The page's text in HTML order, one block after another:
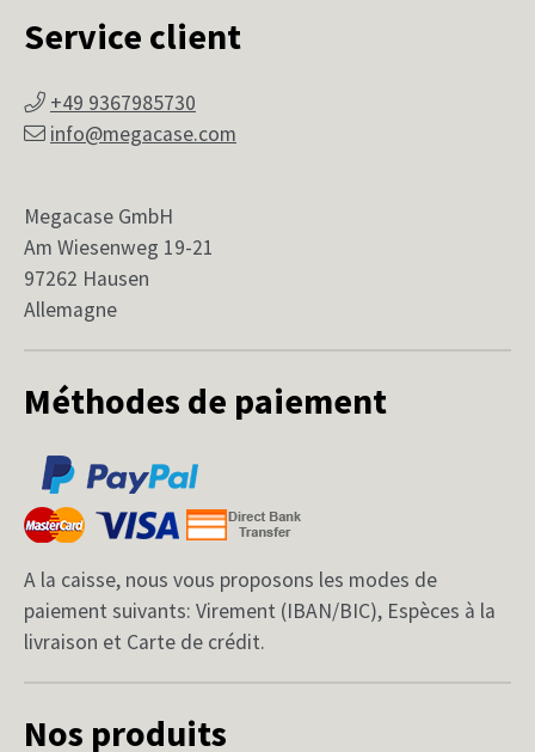
Méthodes de paiement
A la caisse, nous vous proposons les modes de
paiement suivants: Virement (IBAN/BIC), Espèces à la
livraison et Carte de crédit.
Nos produits
Service client
+49 9367985730
info@megacase.com
Megacase GmbH
Am Wiesenweg 19-21
97262 Hausen
Allemagne